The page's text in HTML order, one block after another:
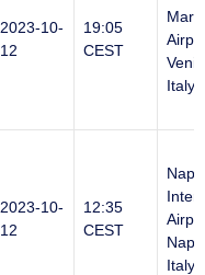
2023-10-
12
19:05
CEST
Italy
2023-10-
12
12:35
CEST
Italy